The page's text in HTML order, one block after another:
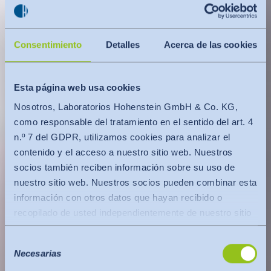
Consentimiento Detalles Acerca de las cookies
Esta página web usa cookies
Nosotros, Laboratorios Hohenstein GmbH & Co. KG,
como responsable del tratamiento en el sentido del art. 4
n.º 7 del GDPR, utilizamos cookies para analizar el
contenido y el acceso a nuestro sitio web. Nuestros
socios también reciben información sobre su uso de
nuestro sitio web. Nuestros socios pueden combinar esta
información con otros datos que hayan recibido o
recopilado de usted independientemente de nuestro sitio
web.
organización internacional. En este caso se tiene en
deNecesarias